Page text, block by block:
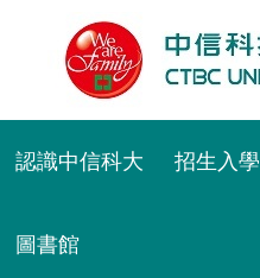
容
認識中信科大 招生入學
圖書館